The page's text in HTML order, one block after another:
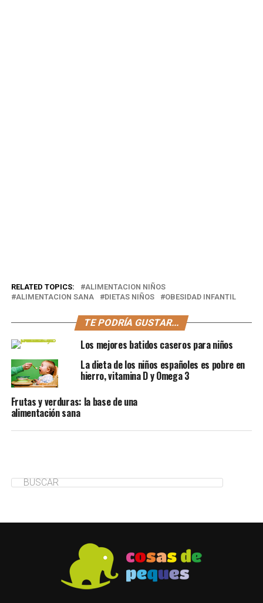
RELATED TOPICS:
ALIMENTACION NIÑOS
ALIMENTACION SANA
DIETAS NIÑOS OBESIDAD INFANTIL
TE PODRÍA GUSTAR...
Los mejores batidos caseros para niños
La dieta de los niños españoles es pobre en
hierro, vitamina D y Omega 3
Frutas y verduras: la base de una
alimentación sana